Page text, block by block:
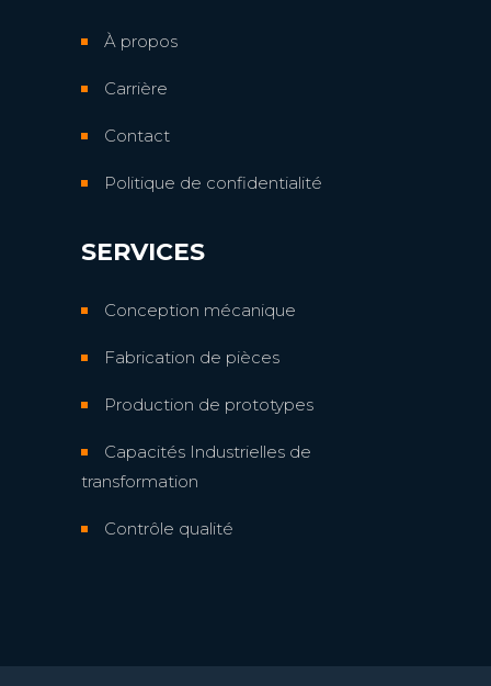
À propos
Carrière
Contact
Politique de confidentialité
SERVICES
Conception mécanique
Fabrication de pièces
Production de prototypes
Capacités Industrielles de
transformation
Contrôle qualité